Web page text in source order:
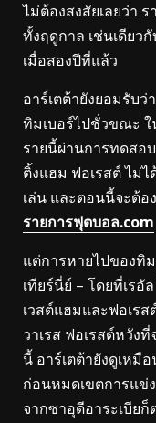
ไม่ต้องสงสัยเลยว่า
ทั้งฤดูกาล เช่นเดียว
เมื่อสองปีที่แล้ว
อาร์เตต้ายังยอมรับว่
ทิมเบอร์ไปชั่วขณะ
รายนี้ผ่านการทดสอ
ติ้งแฮม ฟอเรสต์ ไม่
เล่น และตอนนี้จะต้
รายการฟุตบอล.com
แต่การหายไปของทิ
เทียร์นี่ย์ – โดยที่เร
เวสต์แฮมและฟอเร
วาเรส ฟอเรสต์หวัง
นี้ อาร์เตต้ายังดูเหมื
ก่อนหมดเขตการแข่
จากซาอุดีอาระเบียก็